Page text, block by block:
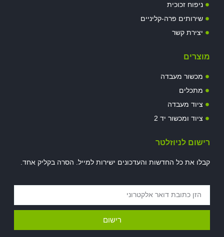
ניפוח זכוכית
שירותים פרה-קליניים
יצירת קשר
מוצרים
מכשור מעבדה
מתכלים
ציוד מעבדה
ציוד ומכשור יד 2
רישום לניוזלטר
קבלו את כל החדשות והעדכונים ישירות למייל. הסרה בקליק אחד.
רישום